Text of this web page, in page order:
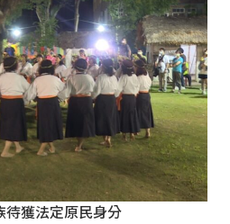
待獲法定原民身分